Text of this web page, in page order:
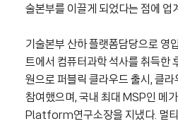
술본부를 이끌게 되었다는 점에 업
기술본부 산하 플랫폼담당으로 영
트에서 컴퓨터과학 석사를 취득한
원으로 퍼블릭 클라우드 출시 , 클라
참여했으며, 국내 최대 MSP인 메
Platform연구소장을 지냈다. 멀